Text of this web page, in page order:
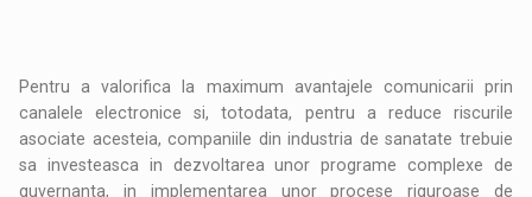
Pentru a valorifica la maximum avantajele comunicarii prin
canalele electronice si, totodata, pentru a reduce riscurile
asociate acesteia, companiile din industria de sanatate trebuie
sa investeasca in dezvoltarea unor programe complexe de
guvernanta, in implementarea unor procese riguroase de